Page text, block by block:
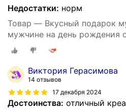
Недостатки: норм
Товар — Вкусный подарок
мужчине на день рождения
Виктория Герасимова
14 отзывов
17 декабря 2024
Достоинства: отличный